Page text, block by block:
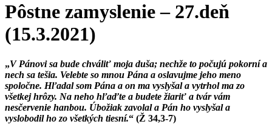
Pôstne zamyslenie – 27.deň
(15.3.2021)
„V Pánovi sa bude chváliť moja duša; nechže to počujú pokorní a
nech sa tešia. Velebte so mnou Pána a oslavujme jeho meno
spoločne. Hľadal som Pána a on ma vyslyšal a vytrhol ma zo
všetkej hrôzy. Na neho hľaďte a budete žiariť a tvár vám
nesčervenie hanbou. Úbožiak zavolal a Pán ho vyslyšal a
vyslobodil ho zo všetkých tiesní.“ (Ž 34,3-7)